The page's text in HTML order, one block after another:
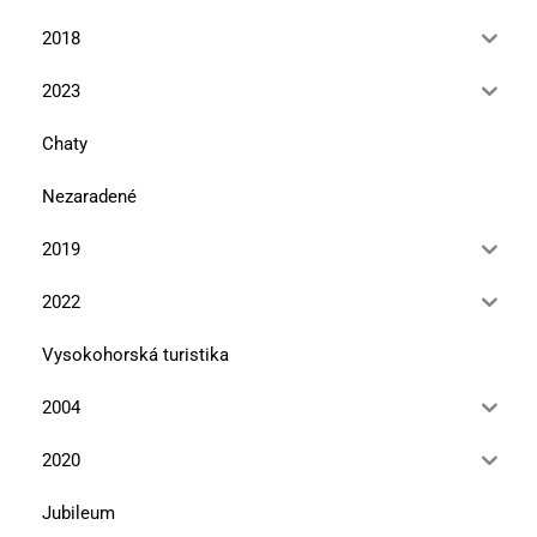
2018
2023
Chaty
Nezaradené
2019
2022
Vysokohorská turistika
2004
2020
Jubileum